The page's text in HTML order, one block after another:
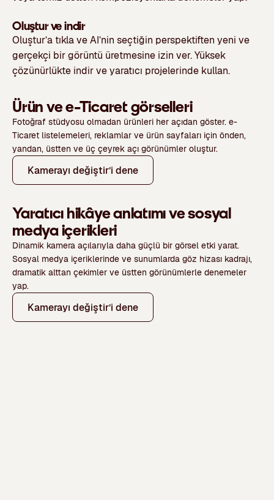
Oluştur ve indir
Oluştur’a tıkla ve AI’nin seçtiğin perspektiften yeni ve
gerçekçi bir görüntü üretmesine izin ver. Yüksek
çözünürlükte indir ve yaratıcı projelerinde kullan.
Ürün ve e-Ticaret görselleri
Fotoğraf stüdyosu olmadan ürünleri her açıdan göster. e-
Ticaret listelemeleri, reklamlar ve ürün sayfaları için önden,
yandan, üstten ve üç çeyrek açı görünümler oluştur.
Kamerayı değiştir’i dene
Yaratıcı hikâye anlatımı ve sosyal
medya içerikleri
Dinamik kamera açılarıyla daha güçlü bir görsel etki yarat.
Sosyal medya içeriklerinde ve sunumlarda göz hizası kadrajı,
dramatik alttan çekimler ve üstten görünümlerle denemeler
yap.
Kamerayı değiştir’i dene